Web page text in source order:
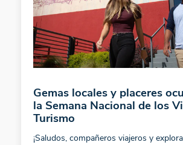
Gemas locales y placeres
la Semana Nacional de los
Turismo
¡Saludos, compañeros viajeros y